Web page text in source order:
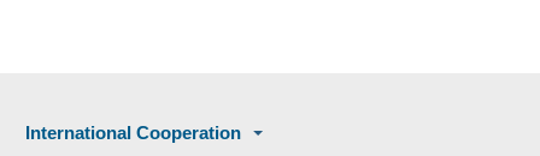
International Cooperation